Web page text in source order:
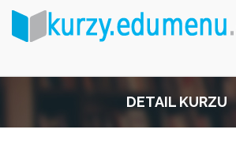
DETAIL KURZU